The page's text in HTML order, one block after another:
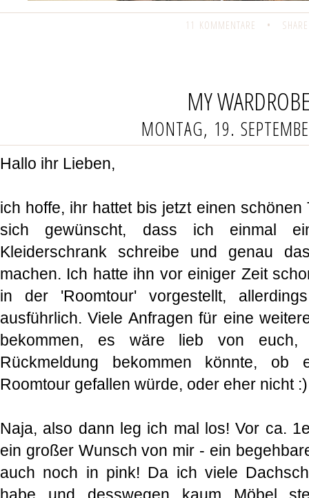
11 KOMMENTARE •
MY
MONTAG, 19.
Hallo ihr Lieben,
ich hoffe, ihr hattet bis jetzt einen schönen
sich gewünscht, dass ich einmal
Kleiderschrank schreibe und genau
machen. Ich hatte ihn vor einiger Zeit
in der 'Roomtour' vorgestellt,
ausführlich. Viele Anfragen für eine
bekommen, es wäre lieb von
Rückmeldung bekommen könnte, ob
Roomtour gefallen würde, oder eher nicht :)
Naja, also dann leg ich mal los! Vor ca.
ein großer Wunsch von mir - ein
auch noch in pink! Da ich viele